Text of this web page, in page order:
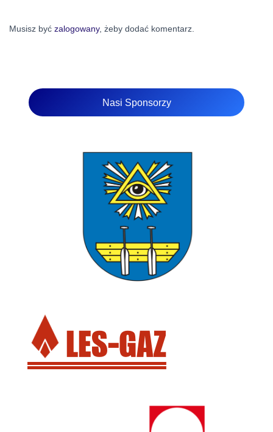
Musisz być zalogowany, żeby dodać komentarz.
Nasi Sponsorzy